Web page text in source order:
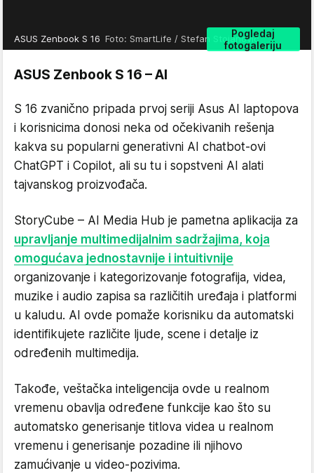
Pogledaj
fotogaleriju
ASUS Zenbook S 16 Foto: SmartLife / Stefan Stojanović
ASUS Zenbook S 16 – AI
S 16 zvanično pripada prvoj seriji Asus AI laptopova
i korisnicima donosi neka od očekivanih rešenja
kakva su popularni generativni AI chatbot-ovi
ChatGPT i Copilot, ali su tu i sopstveni AI alati
tajvanskog proizvođača.
StoryCube – AI Media Hub je pametna aplikacija za
upravljanje multimedijalnim sadržajima, koja
omogućava jednostavnije i intuitivnije
organizovanje i kategorizovanje fotografija, videa,
muzike i audio zapisa sa različitih uređaja i platformi
u kaludu. AI ovde pomaže korisniku da automatski
identifikujete različite ljude, scene i detalje iz
određenih multimedija.
Takođe, veštačka inteligencija ovde u realnom
vremenu obavlja određene funkcije kao što su
automatsko generisanje titlova videa u realnom
vremenu i generisanje pozadine ili njihovo
zamućivanje u video-pozivima.